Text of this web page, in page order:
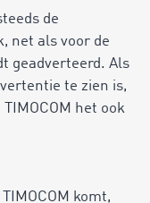
de
net als voor de
geadverteerd. Als
te zien is,
het ook
komt,